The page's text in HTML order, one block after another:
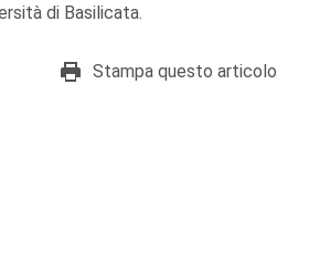
di Basilicata.
Stampa questo articolo